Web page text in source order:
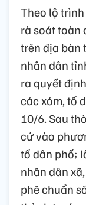
Theo lộ trình
rà soát toàn
trên địa bàn
nhân dân
ra quyết
các xóm, tổ
10/6. Sau
cứ vào
tổ dân phố;
nhân dân
phê chuẩn